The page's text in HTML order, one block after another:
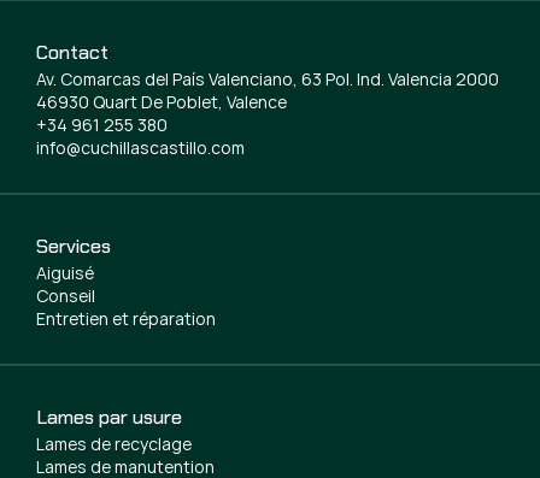
Services
Aiguisé
Conseil
Entretien et réparation
Lames par usure
Lames de recyclage
Lames de manutention
Contact
Av. Comarcas del País Valenciano, 63 Pol. Ind. Valencia 2000
46930 Quart De Poblet, Valence
+34 961 255 380
info@cuchillascastillo.com